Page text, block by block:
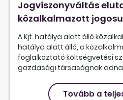
Jogviszonyváltás
közalkalmazott
A Kjt. hatálya alatt álló
hatálya alatt álló, a
foglalkoztató költségvetési
gazdasági társaságnak
Tovább a